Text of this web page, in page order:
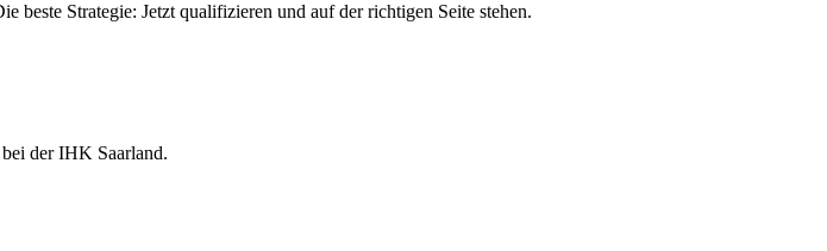
Strategie: Jetzt qualifizieren und auf der richtigen Seite stehen.
der IHK Saarland.